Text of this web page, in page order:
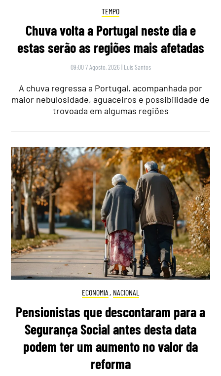
TEMPO
Chuva volta a Portugal neste dia e
estas serão as regiões mais afetadas
09:00 7 Agosto, 2026 | Luís Santos
A chuva regressa a Portugal, acompanhada por
maior nebulosidade, aguaceiros e possibilidade de
trovoada em algumas regiões
ECONOMIA , NACIONAL
Pensionistas que descontaram para a
Segurança Social antes desta data
podem ter um aumento no valor da
reforma